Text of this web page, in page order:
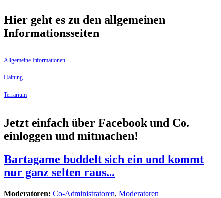
Hier geht es zu den allgemeinen
Informationsseiten
Allgemeine Informationen
Haltung
Terrarium
Jetzt einfach über Facebook und Co.
einloggen und mitmachen!
Bartagame buddelt sich ein und kommt
nur ganz selten raus...
Moderatoren: Co-Administratoren, Moderatoren